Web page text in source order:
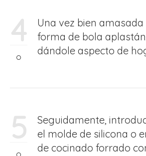
4
Una vez bien
forma de bola
dándole aspecto de
5
Seguidamente,
el molde de silicona o
de cocinado forrado